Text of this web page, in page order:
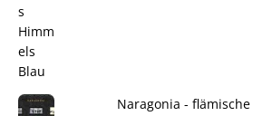
Naragonia -